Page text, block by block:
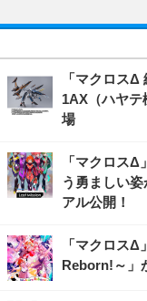
「マクロス
1AX（ハヤテ
場
「マクロス
う勇ましい
アル公開！
「マクロス
Reborn!～」